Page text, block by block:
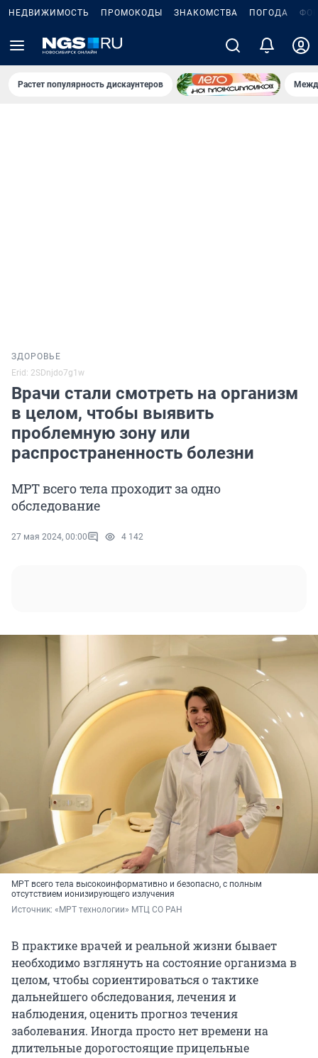
НЕДВИЖИМОСТЬ ПРОМОКОДЫ ЗНАКОМСТВА ПОГОДА
Растет популярность дискаунтеров
ЗДОРОВЬЕ
Erid: 2SDnjdo7g1w
Врачи стали смотреть на организм
в целом, чтобы выявить
проблемную зону или
распространенность болезни
МРТ всего тела проходит за одно
обследование
27 мая 2024, 00:00 4 142
МРТ всего тела высокоинформативно и безопасно, с полным
отсутствием ионизирующего излучения
Источник: «МРТ технологии» МТЦ СО РАН
В практике врачей и реальной жизни бывает
необходимо взглянуть на состояние организма в
целом, чтобы сориентироваться о тактике
дальнейшего обследования, лечения и
наблюдения, оценить прогноз течения
заболевания. Иногда просто нет времени на
длительные дорогостоящие прицельные